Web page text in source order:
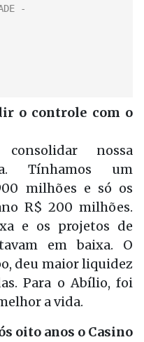
o controle com o
consolidar nossa
Tínhamos um
milhões e só os
R$ 200 milhões.
e os projetos de
em baixa. O
deu maior liquidez
Para o Abílio, foi
a vida.
oito anos o Casino